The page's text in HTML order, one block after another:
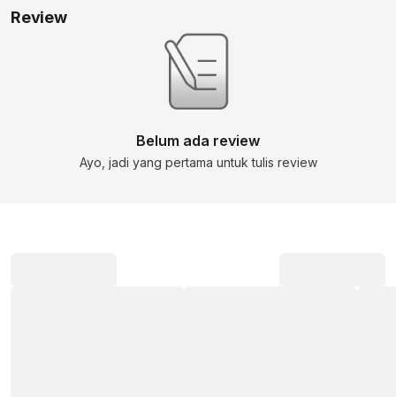
Review
Belum ada review
Ayo, jadi yang pertama untuk tulis review